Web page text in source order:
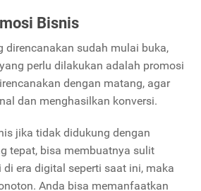
Bisnis
direncanakan sudah mulai buka,
perlu dilakukan adalah promosi
dengan matang, agar
dan menghasilkan konversi.
jika tidak didukung dengan
tepat, bisa membuatnya sulit
di era digital seperti saat ini, maka
Anda bisa memanfaatkan